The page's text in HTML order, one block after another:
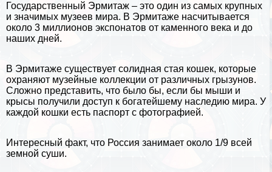
Государственный Эрмитаж – это один из самых крупных
и значимых музеев мира. В Эрмитаже насчитывается
около 3 миллионов экспонатов от каменного века и до
наших дней.
В Эрмитаже существует солидная стая кошек, которые
охраняют музейные коллекции от различных грызунов.
Сложно представить, что было бы, если бы мыши и
крысы получили доступ к богатейшему наследию мира. У
каждой кошки есть паспорт с фотографией.
Интересный факт, что Россия занимает около 1/9 всей
земной суши.